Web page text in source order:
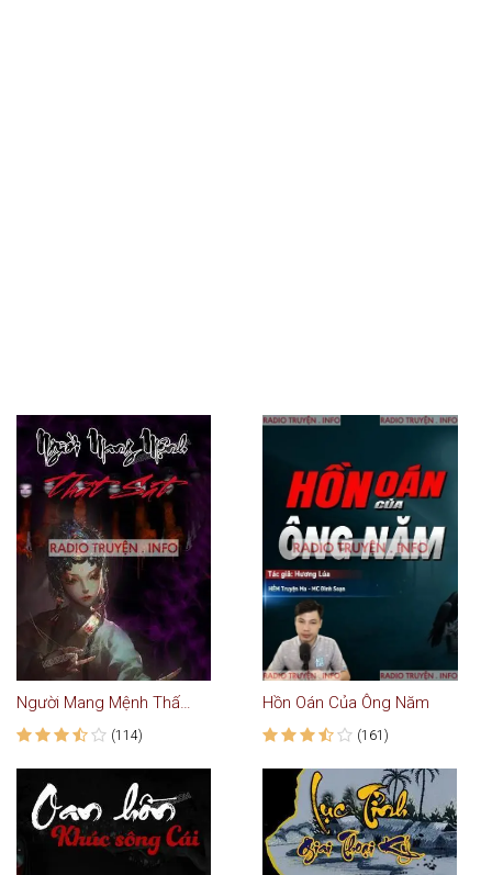
Người Mang Mệnh Thất Sát
(114)
Hồn Oán Của Ông Năm
(161)